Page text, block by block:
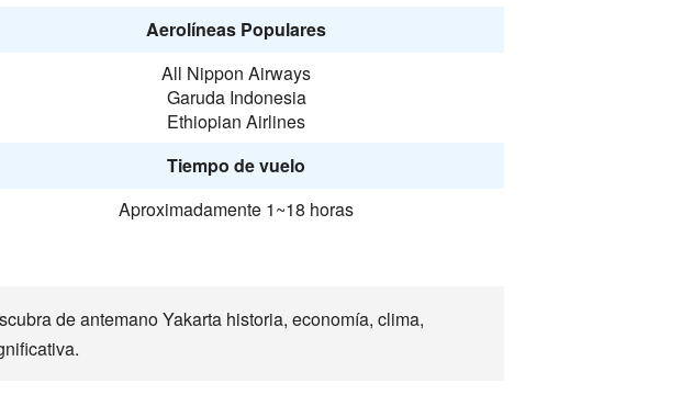
Aerolíneas Populares
All Nippon Airways
Garuda Indonesia
Ethiopian Airlines
Tiempo de vuelo
Aproximadamente 1~18 horas
de antemano Yakarta historia, economía, clima,